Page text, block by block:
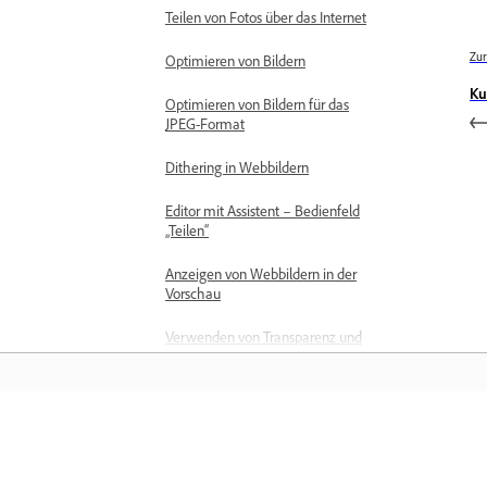
Teilen von Fotos über das Internet
Optimieren von Bildern
Optimieren von Bildern für das
JPEG-Format
Dithering in Webbildern
Editor mit Assistent – Bedienfeld
„Teilen“
Anzeigen von Webbildern in der
Vorschau
Verwenden von Transparenz und
Hintergrundfarben